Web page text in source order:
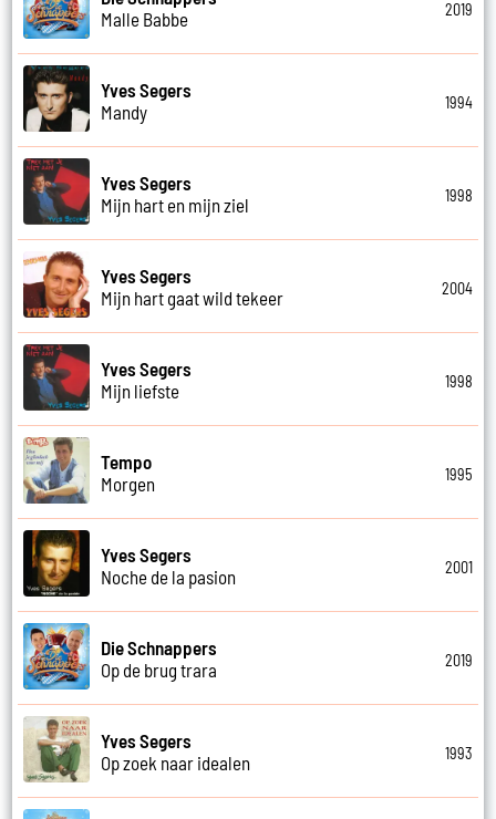
Malle Babbe
2019
Yves Segers
Mandy
1994
Yves Segers
Mijn hart en mijn ziel
1998
Yves Segers
Mijn hart gaat wild tekeer
2004
Yves Segers
Mijn liefste
1998
Tempo
Morgen
1995
Yves Segers
Noche de la pasion
2001
Die Schnappers
Op de brug trara
2019
Yves Segers
Op zoek naar idealen
1993